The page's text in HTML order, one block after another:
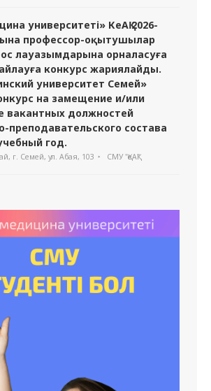
университеті» КеАҚ 2026-
профессор-оқытушылар
лауазымдарына орналасуға
конкурс жариялайды.
университет Семей»
на замещение и/или
вакантных должностей
преподавательского состава
год.
г. Семей, ул. Абая, 103 СМУ "ҚеАҚ"